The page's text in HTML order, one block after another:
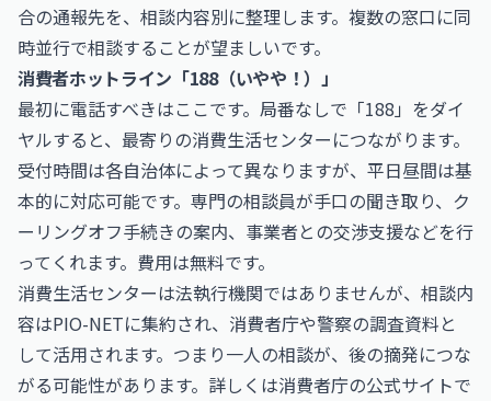
合の通報先を、相談内容別に整理します。複数の窓口に同
時並行で相談することが望ましいです。
消費者ホットライン「188（いやや！）」
最初に電話すべきはここです。局番なしで「188」をダイ
ヤルすると、最寄りの消費生活センターにつながります。
受付時間は各自治体によって異なりますが、平日昼間は基
本的に対応可能です。専門の相談員が手口の聞き取り、ク
ーリングオフ手続きの案内、事業者との交渉支援などを行
ってくれます。費用は無料です。
消費生活センターは法執行機関ではありませんが、相談内
容はPIO-NETに集約され、消費者庁や警察の調査資料と
して活用されます。つまり一人の相談が、後の摘発につな
がる可能性があります。詳しくは消費者庁の公式サイトで